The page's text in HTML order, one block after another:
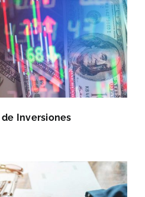
de Inversiones